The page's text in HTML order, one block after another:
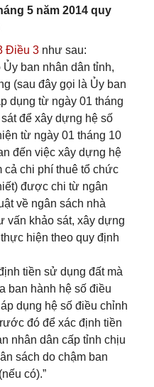
5 năm 2014 quy
Điều 3 như sau:
ban nhân dân tỉnh,
(sau đây gọi là Ủy ban
dụng từ ngày 01 tháng
để xây dựng hệ số
từ ngày 01 tháng 10
đến việc xây dựng hệ
cả chi phí thuê tổ chức
được chi từ ngân
về ngân sách nhà
vấn khảo sát, xây dựng
hiện theo quy định
tiền sử dụng đất mà
ban hành hệ số điều
dụng hệ số điều chỉnh
đó để xác định tiền
nhân dân cấp tỉnh chịu
sách do chậm ban
có).”